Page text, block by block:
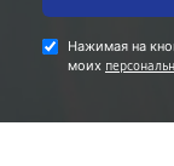
Нажимая на
моих